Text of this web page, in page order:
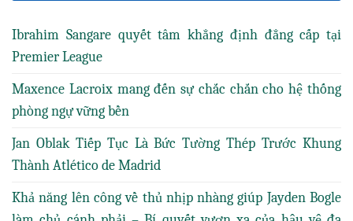
Ibrahim Sangare quyết tâm khẳng định đẳng cấp tại
Premier League
Maxence Lacroix mang đến sự chắc chắn cho hệ thống
phòng ngự vững bền
Jan Oblak Tiếp Tục Là Bức Tường Thép Trước Khung
Thành Atlético de Madrid
Khả năng lên công về thủ nhịp nhàng giúp Jayden Bogle